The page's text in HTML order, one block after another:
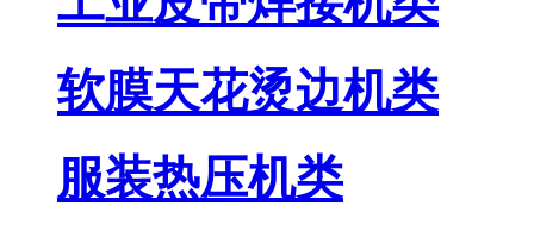
软膜天花烫边机类
服装热压机类